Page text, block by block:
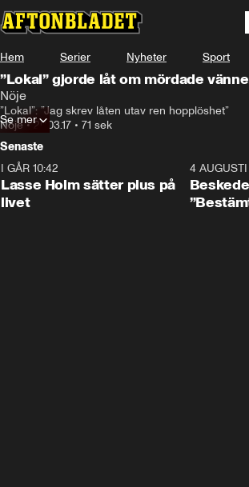
Hem Serier Nyheter Sport
”Lokal” gjorde låt om mördade
Nöje
”Lokal”: ”Jag skrev låten utav ren hopplöshet”
Nöje•20.03.17 • 71 sek
Se mer
Senaste
I GÅR 10:42
Lasse Holm sätter plus på
livet
4 AUGUSTI